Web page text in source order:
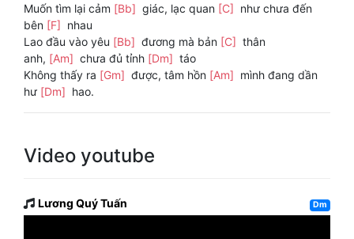
Muốn tìm lại cảm [Bb] giác, lạc quan [C] như chưa đến
bên [F] nhau
Lao đầu vào yêu [Bb] đương mà bản [C] thân
anh, [Am] chưa đủ tỉnh [Dm] táo
Không thấy ra [Gm] được, tâm hồn [Am] mình đang dần
hư [Dm] hao.
Video youtube
Lương Quý Tuấn Dm